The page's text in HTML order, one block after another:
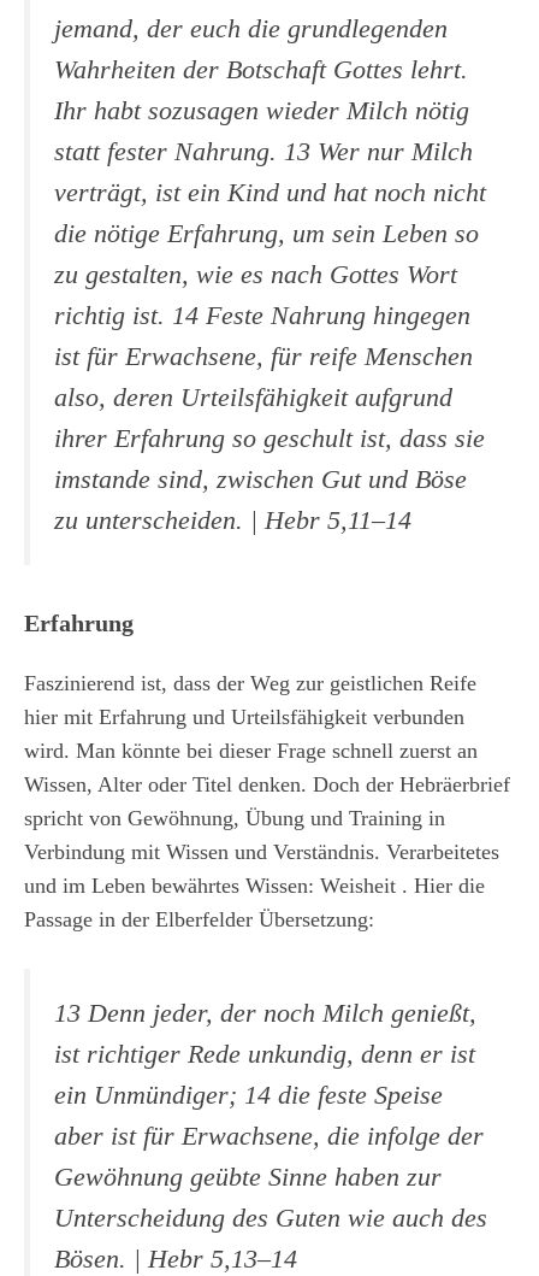
jemand, der euch die grundlegenden
Wahrheiten der Botschaft Gottes lehrt.
Ihr habt sozusagen wieder Milch nötig
statt fester Nahrung. 13 Wer nur Milch
verträgt, ist ein Kind und hat noch nicht
die nötige Erfahrung, um sein Leben so
zu gestalten, wie es nach Gottes Wort
richtig ist. 14 Feste Nahrung hingegen
ist für Erwachsene, für reife Menschen
also, deren Urteilsfähigkeit aufgrund
ihrer Erfahrung so geschult ist, dass sie
imstande sind, zwischen Gut und Böse
zu unterscheiden. | Hebr 5,11–14
Erfahrung
Faszinierend ist, dass der Weg zur geistlichen Reife
hier mit Erfahrung und Urteilsfähigkeit verbunden
wird. Man könnte bei dieser Frage schnell zuerst an
Wissen, Alter oder Titel denken. Doch der Hebräerbrief
spricht von Gewöhnung, Übung und Training in
Verbindung mit Wissen und Verständnis. Verarbeitetes
und im Leben bewährtes Wissen: Weisheit . Hier die
Passage in der Elberfelder Übersetzung:
13 Denn jeder, der noch Milch genießt,
ist richtiger Rede unkundig, denn er ist
ein Unmündiger; 14 die feste Speise
aber ist für Erwachsene, die infolge der
Gewöhnung geübte Sinne haben zur
Unterscheidung des Guten wie auch des
Bösen. | Hebr 5,13–14